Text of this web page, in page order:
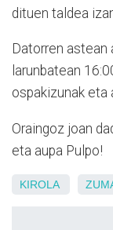
dituen taldea
Datorren astean
larunbatean
ospakizunak eta
Oraingoz joan
eta aupa Pulpo!
KIROLA